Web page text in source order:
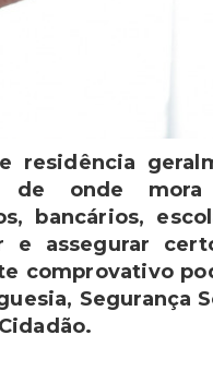
residência
de onde
bancários,
e assegurar
comprovativo
Segurança